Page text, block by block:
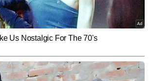
to our daily Newsletter!